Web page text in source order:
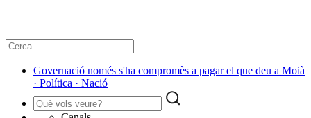
Governació només s'ha compromès a pagar el que deu a Moià
· Política · Nació